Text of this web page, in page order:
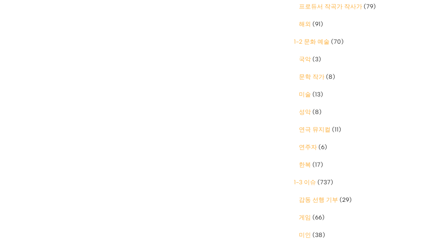
프로듀서 작곡가 작사가 (79)
해외 (91)
1-2 문화 예술 (70)
국악 (3)
문학 작가 (8)
미술 (13)
성악 (8)
연극 뮤지컬 (11)
연주자 (6)
한복 (17)
1-3 이슈 (737)
감동 선행 기부 (29)
게임 (66)
미인 (38)